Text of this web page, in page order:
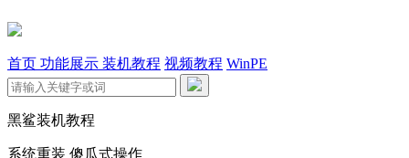
首页 功能展示 装机教程 视频教程 WinPE
黑鲨装机教程
系统重装 傻瓜式操作